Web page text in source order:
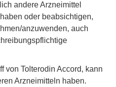
andere Arzneimittel
oder beabsichtigen,
anzuwenden, auch
von Tolterodin Accord, kann
Arzneimitteln haben.